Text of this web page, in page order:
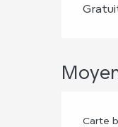
Carte